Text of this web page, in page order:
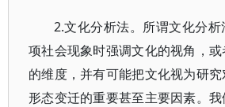
2.文化分析法。所谓文化分
项社会现象时强调文化的视角，
的维度，并有可能把文化视为研
形态变迁的重要甚至主要因素。